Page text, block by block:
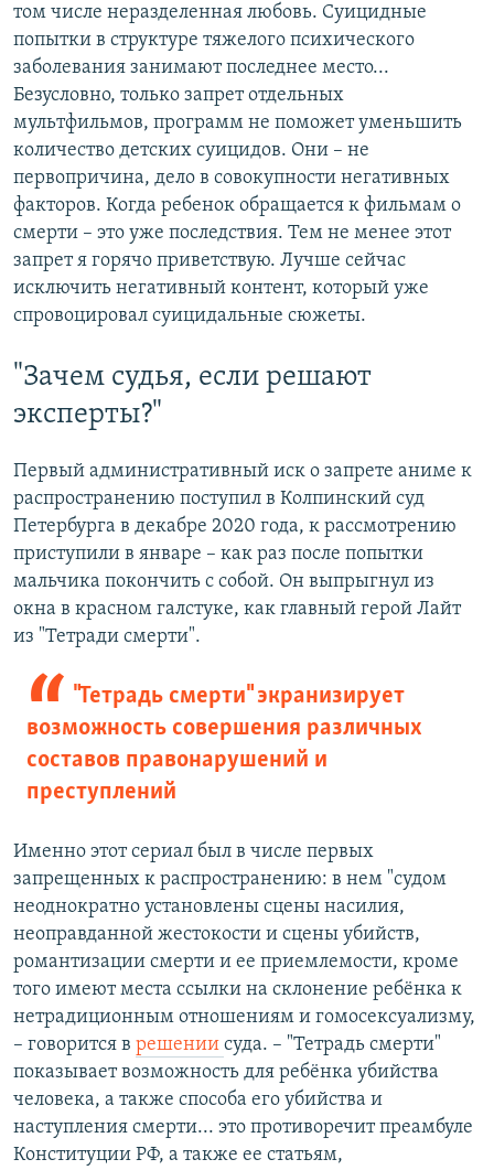
том числе неразделенная любовь. Суицидные
попытки в структуре тяжелого психического
заболевания занимают последнее место...
Безусловно, только запрет отдельных
мультфильмов, программ не поможет уменьшить
количество детских суицидов. Они – не
первопричина, дело в совокупности негативных
факторов. Когда ребенок обращается к фильмам о
смерти – это уже последствия. Тем не менее этот
запрет я горячо приветствую. Лучше сейчас
исключить негативный контент, который уже
спровоцировал суицидальные сюжеты.
"Зачем судья, если решают
эксперты?"
Первый административный иск о запрете аниме к
распространению поступил в Колпинский суд
Петербурга в декабре 2020 года, к рассмотрению
приступили в январе – как раз после попытки
мальчика покончить с собой. Он выпрыгнул из
окна в красном галстуке, как главный герой Лайт
из "Тетради смерти".
"Тетрадь смерти" экранизирует
возможность совершения различных
составов правонарушений и
преступлений
Именно этот сериал был в числе первых
запрещенных к распространению: в нем "судом
неоднократно установлены сцены насилия,
неоправданной жестокости и сцены убийств,
романтизации смерти и ее приемлемости, кроме
того имеют места ссылки на склонение ребёнка к
нетрадиционным отношениям и гомосексуализму,
– говорится в решении суда. – "Тетрадь смерти"
показывает возможность для ребёнка убийства
человека, а также способа его убийства и
наступления смерти... это противоречит преамбуле
Конституции РФ, а также ее статьям,